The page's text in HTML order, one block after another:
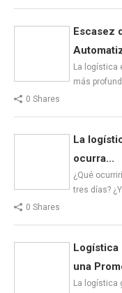
Escasez
La logística
más
0 Shares
La
ocurra...
¿Qué
tres días?
0 Shares
Logística
una
La logística